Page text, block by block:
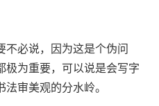
不必说，因为这是个伪问
极为重要，可以说是会写字
审美观的分水岭。